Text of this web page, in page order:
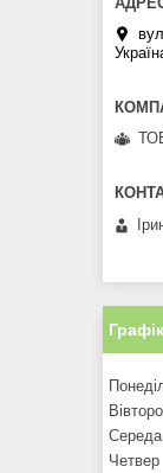
Середа
Четвер